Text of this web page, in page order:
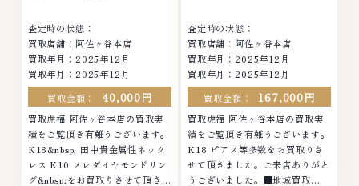
査定時の状態：
買取店舗：阿佐ヶ谷本店
買取年月： 2025年12月
買取年月： 2025年12月
買取金額：
40,000円
買取虎福 阿佐ヶ谷本店の買取実
績をご覧頂き有難うございます。
K18&nbsp; 田中貴金属性ネック
レス K10 メレダイヤモンドリン
グ&nbsp;をお買取りさせて頂きま
査定時の状態：
買取店舗：阿佐ヶ谷本店
買取年月： 2025年12月
買取年月： 2025年12月
買取金額：
167,000円
買取虎福 阿佐ヶ谷本店の買取実
績をご覧頂き有難うございます。
K18 ピアス等多数をお買取りさ
せて頂きました。ご来店ありがと
うございました。■地域買取